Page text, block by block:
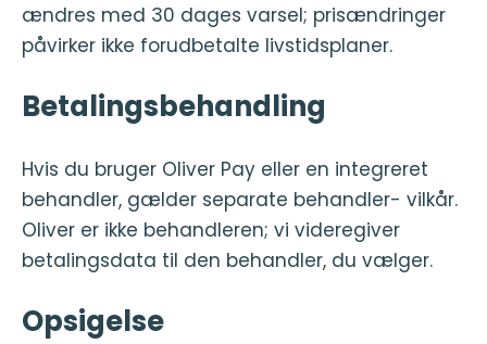
ændres med 30 dages varsel; prisændringer
påvirker ikke forudbetalte livstidsplaner.
Betalingsbehandling
Hvis du bruger Oliver Pay eller en integreret
behandler, gælder separate behandler- vilkår.
Oliver er ikke behandleren; vi videregiver
betalingsdata til den behandler, du vælger.
Opsigelse